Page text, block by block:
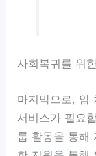
사회복귀를 위
마지막으로, 암
서비스가 필요
룹 활동을 통해